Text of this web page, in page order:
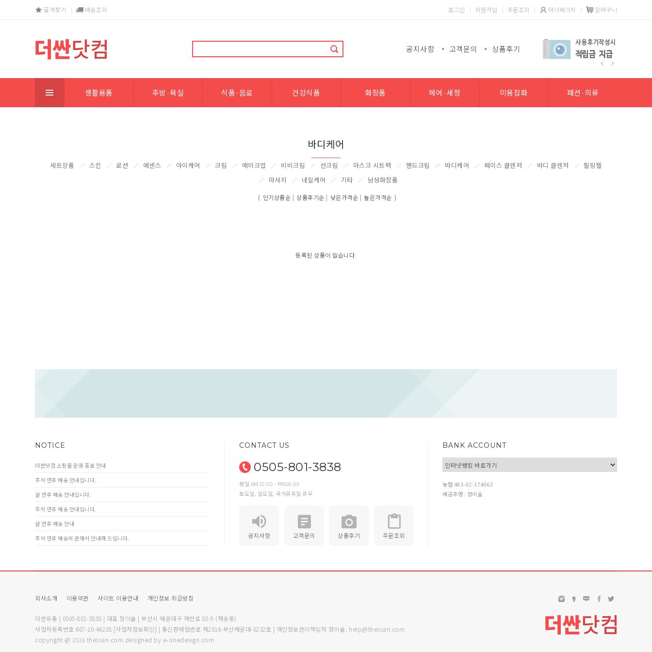
즐겨찾기 배송조회 로그인 회원가입 주문조회 마이페이지 장바구니
공지사항 고객문의 상품후기
생활용품 주방·욕실 식품·음료 건강식품 화장품 헤어·세정 미용잡화 패션·의류
바디케어
세트상품 스킨 로션 에센스 아이케어 크림 메이크업 비비크림 선크림 마스크 시트팩 핸드크림 바디케어 페이스 클렌저 바디 클렌저
필링젤
마사지
네일케어 기타 남성화장품
( 인기상품순 | 상품후기순 | 낮은가격순 | 높은가격순 )
등록된 상품이 없습니다.
NOTICE
더싼닷컴 쇼핑몰 운영 종료 안내
추석 연휴 배송 안내입니다.
설 연휴 배송 안내입니다.
추석 연휴 배송 안내입니다.
설 연휴 배송 안내
추석 연휴 배송에 관해서 안내해 드립니다.
CONTACT US
0505-801-3838
평일 AM10:00 - PM06:00
토요일, 일요일, 국가공휴일 휴무
공지사항 고객문의 상품후기 주문조회
BANK ACCOUNT
농협 483-02-174063
예금주명 : 정이술
회사소개 이용약관 사이트 이용안내 개인정보 취급방침
더싼유통 | 0505-801-3838 | 대표 정이술 | 부산시 해운대구 재반로 85-9 (재송동)
사업자등록번호 607-10-46238 [사업자정보확인] | 통신판매업번호 제2016-부산해운대-0232호 | 개인정보관리책임자 정이술, help@thessan.com
copyright @ 2016 thessan.com designed by e-onedesign.com